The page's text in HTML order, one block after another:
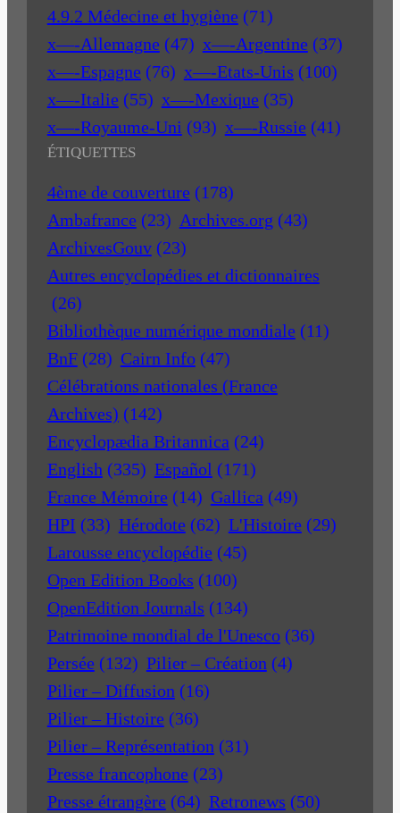
4.9.2 Médecine et hygiène (71)
x—-Allemagne (47) x—-Argentine (37)
x—-Espagne (76) x—-Etats-Unis (100)
x—-Italie (55) x—-Mexique (35)
x—-Royaume-Uni (93) x—-Russie (41)
ÉTIQUETTES
4ème de couverture (178)
Ambafrance (23) Archives.org (43)
ArchivesGouv (23)
Autres encyclopédies et dictionnaires
(26)
Bibliothèque numérique mondiale (11)
BnF (28) Cairn Info (47)
Célébrations nationales (France
Archives) (142)
Encyclopædia Britannica (24)
English (335) Español (171)
France Mémoire (14) Gallica (49)
HPI (33) Hérodote (62) L'Histoire (29)
Larousse encyclopédie (45)
Open Edition Books (100)
OpenEdition Journals (134)
Patrimoine mondial de l'Unesco (36)
Persée (132) Pilier – Création (4)
Pilier – Diffusion (16)
Pilier – Histoire (36)
Pilier – Représentation (31)
Presse francophone (23)
Presse étrangère (64) Retronews (50)